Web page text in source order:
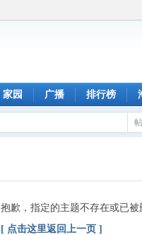
家园 广播 排行榜
抱歉，指定的主题不存在或已
[ 点击这里返回上一页 ]